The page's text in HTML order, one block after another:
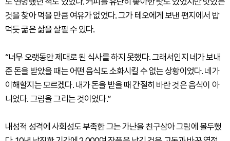
것을 찾아 먹을 만큼 여유가 없었다. 그가 테오에게 보낸 편지에서 밥
먹듯 굶은 삶을 살필 수 있다.
“너무 오랫동안 제대로 된 식사를 하지 못했다. 그래서인지 네가 보내
준 돈을 받았을 때는 어떤 음식도 소화시킬 수 없는 상황이었다. 네가
이해할지는 모르겠다. 내가 돈을 받을 때 간절히 바란 것은 음식이 아
니었다. 그림을 그리는 것이었다.”
내성적 성격에 사회성도 부족한 그는 가난을 친구삼아 그림에 몰두했